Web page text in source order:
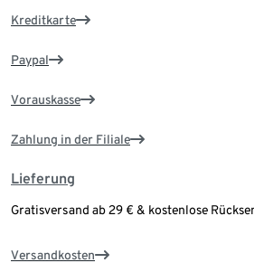
Kreditkarte
Paypal
Vorauskasse
Zahlung in der Filiale
Lieferung
Gratisversand ab 29 € & kostenlose
Versandkosten